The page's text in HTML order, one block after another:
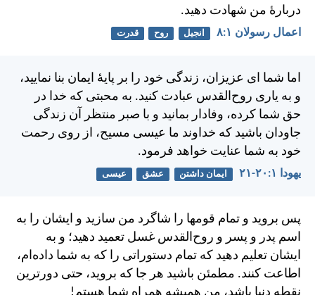
دربارهٔ من شهادت دهيد.
اعمال رسولان ۱:‏۸ انجیل روح قدرت
اما شما ای عزيزان، زندگی خود را بر پايهٔ ايمان بنا نماييد،
و به ياری روح‌القدس عبادت كنيد. به محبتی كه خدا در
حق شما كرده، وفادار بمانيد و با صبر منتظر آن زندگی
جاودان باشيد كه خداوند ما عيسی مسيح، از روی رحمت
خود به شما عنايت خواهد فرمود.
يهودا ۱:‏۲۰-‏۲۱ ایمان داشتن عشق عیسی
پس برويد و تمام قومها را شاگرد من سازيد و ايشان را به
اسم پدر و پسر و روح‌القدس غسل تعميد دهيد؛ و به
ايشان تعليم دهيد كه تمام دستوراتی را كه به شما داده‌ام،
اطاعت كنند. مطمئن باشيد هر جا كه برويد، حتی دورترين